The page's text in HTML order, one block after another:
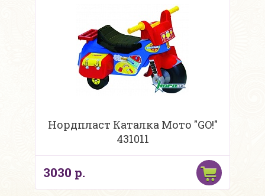
Нордпласт Каталка Мото "GO!"
431011
3030 р.